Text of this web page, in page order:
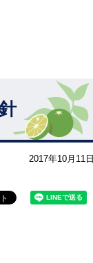
2017年10月11日